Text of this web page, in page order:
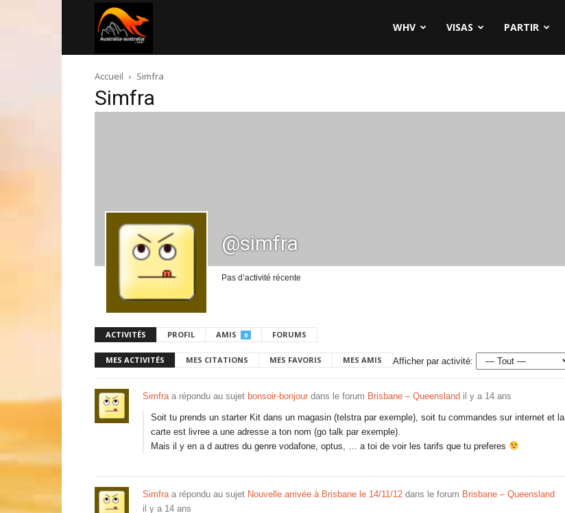
australie.com
WHV VISAS PARTIR
Accueil Simfra
Simfra
@simfra
Pas d’activité récente
ACTIVITÉS PROFIL AMIS 0 FORUMS
MES ACTIVITÉS MES CITATIONS MES FAVORIS MES AMIS Afficher par activité:
Simfraa répondu au sujet bonsoir-bonjour dans le forum Brisbane – Queensland il y a 14 ans
Soit tu prends un starter Kit dans un magasin (telstra par exemple), soit tu commandes sur internet et la
carte est livree a une adresse a ton nom (go talk par exemple).
Mais il y en a d autres du genre vodafone, optus, … a toi de voir les tarifs que tu preferes
Simfraa répondu au sujet Nouvelle arrivée à Brisbane le 14/11/12 dans le forum Brisbane – Queensland
il y a 14 ans